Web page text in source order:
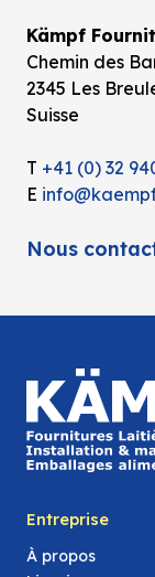
Kämpf
Chemin des
2345 Les
Suisse
T +41 (0) 32
E
Nous
Entreprise
À propos